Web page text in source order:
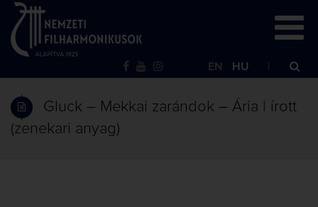
EN HU
Gluck – Mekkai zarándok – Ária | írott
(zenekari anyag)